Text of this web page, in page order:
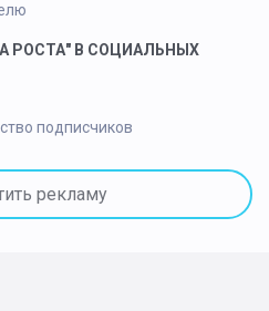
РОСТА" В СОЦИАЛЬНЫХ
подписчиков
рекламу